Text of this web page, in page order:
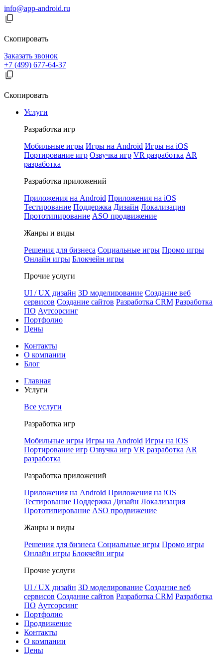
info@app-android.ru
Скопировать
Заказать звонок
+7 (499) 677-64-37
Скопировать
Услуги
Разработка игр
Мобильные игры Игры на Android Игры на iOS
Портирование игр Озвучка игр VR разработка AR
разработка
Разработка приложений
Приложения на Android Приложения на iOS
Тестирование Поддержка Дизайн Локализация
Прототипирование ASO продвижение
Жанры и виды
Решения для бизнеса Социальные игры Промо игры
Онлайн игры Блокчейн игры
Прочие услуги
UI / UX дизайн 3D моделирование Создание веб
сервисов Создание сайтов Разработка CRM Разработка
ПО Аутсорсинг
Портфолио
Цены
Контакты
О компании
Блог
Главная
Услуги
Все услуги
Разработка игр
Мобильные игры Игры на Android Игры на iOS
Портирование игр Озвучка игр VR разработка AR
разработка
Разработка приложений
Приложения на Android Приложения на iOS
Тестирование Поддержка Дизайн Локализация
Прототипирование ASO продвижение
Жанры и виды
Решения для бизнеса Социальные игры Промо игры
Онлайн игры Блокчейн игры
Прочие услуги
UI / UX дизайн 3D моделирование Создание веб
сервисов Создание сайтов Разработка CRM Разработка
ПО Аутсорсинг
Портфолио
Продвижение
Контакты
О компании
Цены